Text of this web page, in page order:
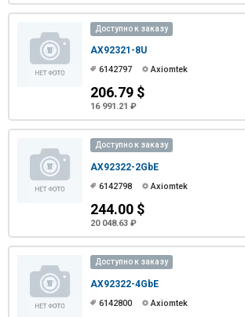
Доступно к заказу
AX92321-8U
6142797 Axiomtek
206.79 $
16 991.21 ₽
Доступно к заказу
AX92322-2GbE
6142798 Axiomtek
244.00 $
20 048.63 ₽
Доступно к заказу
AX92322-4GbE
6142800 Axiomtek